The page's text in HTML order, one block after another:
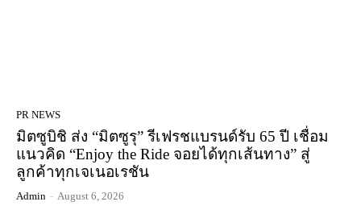
PR NEWS
มิตซูบิชิ ส่ง “มิตซูรุ” รีเฟรชแบรนด์รับ 65 ปี เชื่อม
แนวคิด “Enjoy the Ride จอยได้ทุกเส้นทาง” สู่
ลูกค้าทุกเจเนอเรชัน
Admin - August 6, 2026